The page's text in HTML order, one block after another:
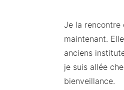
Je la rencontre
maintenant.
anciens
je suis allée
bienveillance.